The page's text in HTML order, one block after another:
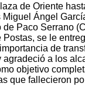
de Oriente
Ángel
Paco Serrano
se le
de
a los
objetivo
que fallecieron